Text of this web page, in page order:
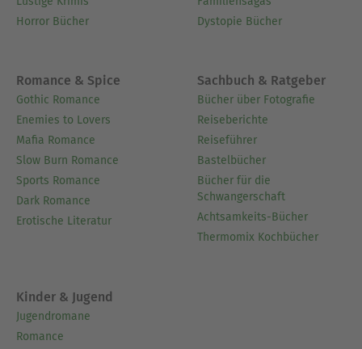
Horror Bücher
Dystopie Bücher
Romance & Spice
Gothic Romance
Enemies to Lovers
Mafia Romance
Slow Burn Romance
Sports Romance
Dark Romance
Erotische Literatur
Sachbuch & Ratgeber
Bücher über Fotografie
Reiseberichte
Reiseführer
Bastelbücher
Bücher für die
Schwangerschaft
Achtsamkeits-Bücher
Thermomix Kochbücher
Kinder & Jugend
Jugendromane
Romance